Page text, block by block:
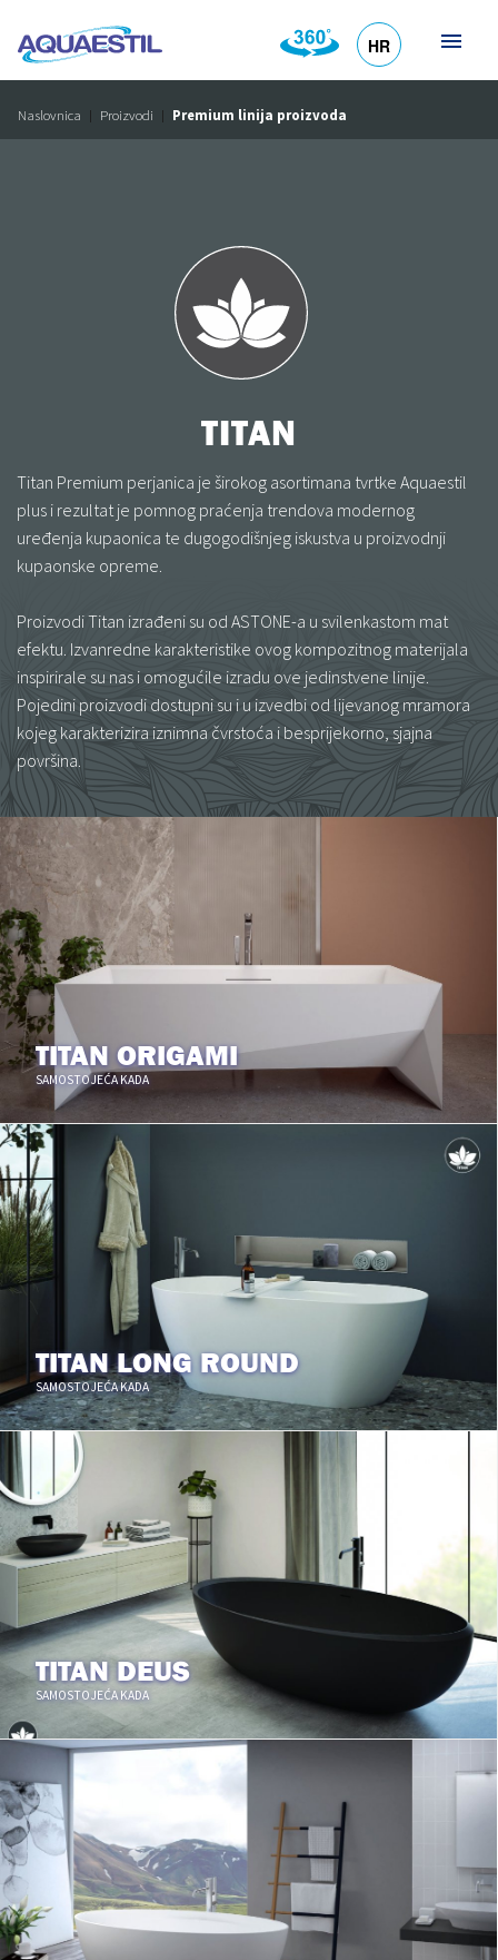
HR
Naslovnica Proizvodi Premium linija proizvoda
TITAN
Titan Premium perjanica je širokog asortimana tvrtke Aquaestil
plus i rezultat je pomnog praćenja trendova modernog
uređenja kupaonica te dugogodišnjeg iskustva u proizvodnji
kupaonske opreme.
Proizvodi Titan izrađeni su od ASTONE-a u svilenkastom mat
efektu. Izvanredne karakteristike ovog kompozitnog materijala
inspirirale su nas i omogućile izradu ove jedinstvene linije.
Pojedini proizvodi dostupni su i u izvedbi od lijevanog mramora
kojeg karakterizira iznimna čvrstoća i besprijekorno, sjajna
površina.
TITAN ORIGAMI
SAMOSTOJEĆA KADA
TITAN LONG ROUND
SAMOSTOJEĆA KADA
TITAN DEUS
SAMOSTOJEĆA KADA